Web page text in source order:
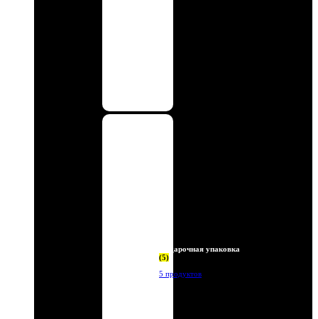
Подарочная упаковка
(5)
5 продуктов